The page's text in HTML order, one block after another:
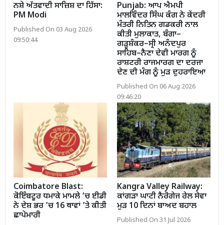
ਨਸ਼ੇ ਅੱਤਵਾਦੀ ਸਾਜ਼ਿਸ਼ ਦਾ ਹਿੱਸਾ:
PM Modi
Published On 03 Aug 2026
09:50:44
Punjab: ਆਪ ਐਮਪੀ
ਮਾਲਵਿੰਦਰ ਸਿੰਘ ਕੰਗ ਨੇ ਕੇਂਦਰੀ
ਮੰਤਰੀ ਨਿਤਿਨ ਗਡਕਰੀ ਨਾਲ
ਕੀਤੀ ਮੁਲਾਕਾਤ, ਬੰਗਾ–
ਗੜ੍ਹਸ਼ੰਕਰ–ਸ੍ਰੀ ਅਨੰਦਪੁਰ
ਸਾਹਿਬ–ਨੈਣਾ ਦੇਵੀ ਮਾਰਗ ਨੂੰ
ਰਾਸ਼ਟਰੀ ਰਾਜਮਾਰਗ ਦਾ ਦਰਜਾ
ਦੇਣ ਦੀ ਮੰਗ ਨੂੰ ਮੁੜ ਦੁਹਰਾਇਆ
Published On 06 Aug 2026
09:46:20
Coimbatore Blast:
ਕੋਇੰਬਟੂਰ ਧਮਾਕੇ ਮਾਮਲੇ ’ਚ ਈਡੀ
ਨੇ ਦੇਸ਼ ਭਰ ’ਚ 16 ਥਾਵਾਂ ’ਤੇ ਕੀਤੀ
ਛਾਪੇਮਾਰੀ
Kangra Valley Railway:
ਕਾਂਗੜਾ ਘਾਟੀ ਨੈਰੋਗੇਜ ਰੇਲ ਸੇਵਾ
ਮੁੜ 10 ਦਿਨਾਂ ਬਾਅਦ ਬਹਾਲ
Published On 31 Jul 2026